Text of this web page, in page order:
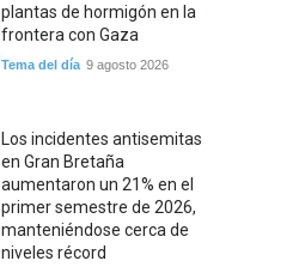
plantas de hormigón en la
frontera con Gaza
Tema del día 9 agosto 2026
Los incidentes antisemitas
en Gran Bretaña
aumentaron un 21% en el
primer semestre de 2026,
manteniéndose cerca de
niveles récord